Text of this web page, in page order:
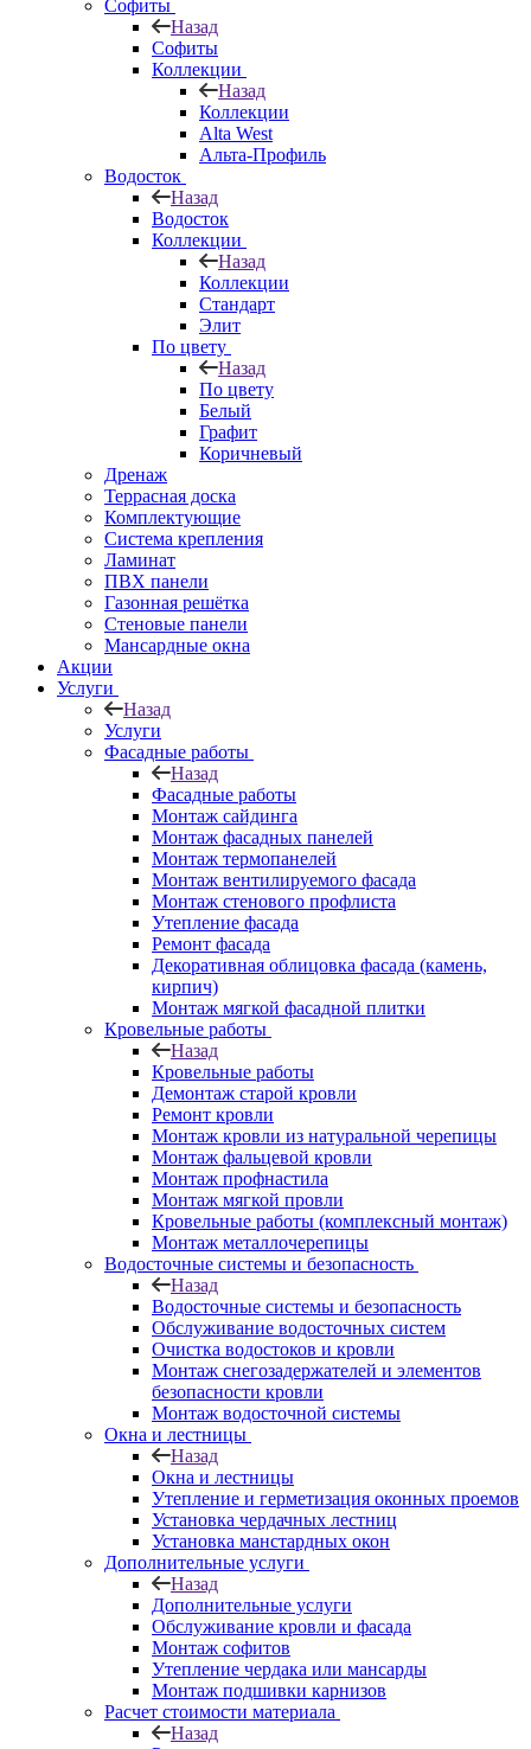
Софиты
Назад
Софиты
Коллекции
Назад
Коллекции
Alta West
Альта-Профиль
Водосток
Назад
Водосток
Коллекции
Назад
Коллекции
Стандарт
Элит
По цвету
Назад
По цвету
Белый
Графит
Коричневый
Дренаж
Террасная доска
Комплектующие
Система крепления
Ламинат
ПВХ панели
Газонная решётка
Стеновые панели
Мансардные окна
Акции
Услуги
Назад
Услуги
Фасадные работы
Назад
Фасадные работы
Монтаж сайдинга
Монтаж фасадных панелей
Монтаж термопанелей
Монтаж вентилируемого фасада
Монтаж стенового профлиста
Утепление фасада
Ремонт фасада
Декоративная облицовка фасада (камень,
кирпич)
Монтаж мягкой фасадной плитки
Кровельные работы
Назад
Кровельные работы
Демонтаж старой кровли
Ремонт кровли
Монтаж кровли из натуральной черепицы
Монтаж фальцевой кровли
Монтаж профнастила
Монтаж мягкой провли
Кровельные работы (комплексный монтаж)
Монтаж металлочерепицы
Водосточные системы и безопасность
Назад
Водосточные системы и безопасность
Обслуживание водосточных систем
Очистка водостоков и кровли
Монтаж снегозадержателей и элементов
безопасности кровли
Монтаж водосточной системы
Окна и лестницы
Назад
Окна и лестницы
Утепление и герметизация оконных проемов
Установка чердачных лестниц
Установка манстардных окон
Дополнительные услуги
Назад
Дополнительные услуги
Обслуживание кровли и фасада
Монтаж софитов
Утепление чердака или мансарды
Монтаж подшивки карнизов
Расчет стоимости материала
Назад